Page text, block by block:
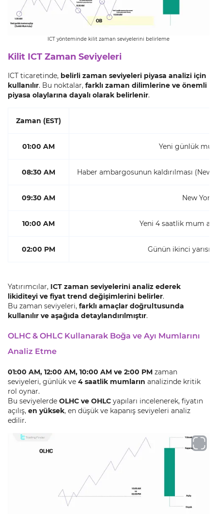
ICT yönteminde kilit zaman seviyelerini belirleme
Kilit ICT Zaman Seviyeleri
ICT ticaretinde, belirli zaman seviyeleri piyasa analizi için
kullanılır. Bu noktalar, farklı zaman dilimlerine ve önemli
piyasa olaylarına dayalı olarak belirlenir.
Zaman (EST)
01:00 AM Yeni günlük
08:30 AM Haber ambargosunun kaldırılması
09:30 AM New York
10:00 AM Yeni 4 saatlik mum
02:00 PM Günün ikinci
Yatırımcılar, ICT zaman seviyelerini analiz ederek
likiditeyi ve fiyat trend değişimlerini belirler.
Bu zaman seviyeleri, farklı amaçlar doğrultusunda
kullanılır ve aşağıda detaylandırılmıştır.
OLHC & OHLC Kullanarak Boğa ve Ayı Mumlarını
Analiz Etme
01:00 AM, 12:00 AM, 10:00 AM ve 2:00 PM zaman
seviyeleri, günlük ve 4 saatlik mumların analizinde kritik
rol oynar.
Bu seviyelerde OLHC ve OHLC yapıları incelenerek, fiyatın
açılış, en yüksek, en düşük ve kapanış seviyeleri analiz
edilir.